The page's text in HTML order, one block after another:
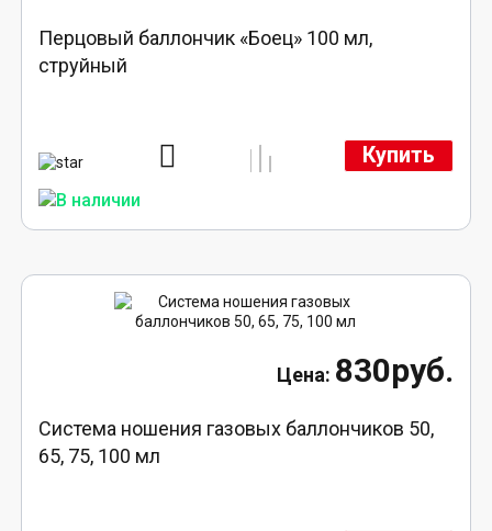
Перцовый баллончик «Боец» 100 мл,
струйный
Купить
830руб.
Система ношения газовых баллончиков 50,
65, 75, 100 мл